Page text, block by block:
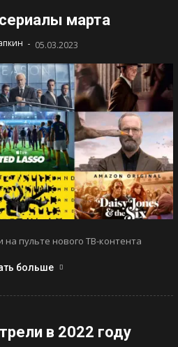
марта
- 05.03.2023
пульте нового ТВ-контента
больше
в 2022 году